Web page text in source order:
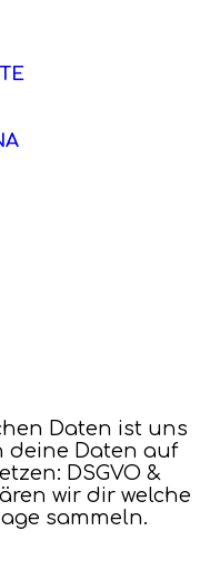
Daten ist uns
deine Daten auf
DSGVO &
wir dir welche
sammeln.